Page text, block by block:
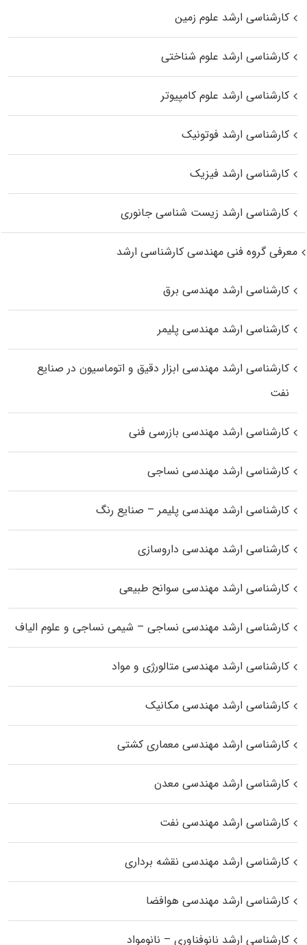
کارشناسی ارشد علوم زمین
کارشناسی ارشد علوم شناختی
کارشناسی ارشد علوم کامپیوتر
کارشناسی ارشد فوتونیک
کارشناسی ارشد فیزیک
کارشناسی ارشد زیست‌ شناسی جانوری
معرفی گروه فنی مهندسی کارشناسی ارشد
کارشناسی ارشد مهندسی برق
کارشناسی ارشد مهندسی پلیمر
کارشناسی ارشد مهندسی ابزار دقیق و اتوماسیون در صنایع
نفت
کارشناسی ارشد مهندسی بازرسی فنی
کارشناسی ارشد مهندسی نساجی
کارشناسی ارشد مهندسی پلیمر – صنایع رنگ
کارشناسی ارشد مهندسی داروسازی
کارشناسی ارشد مهندسی سوانح طبیعی
کارشناسی ارشد مهندسی نساجی – شیمی نساجی و علوم الیاف
کارشناسی ارشد مهندسی متالورژی و مواد
کارشناسی ارشد مهندسی مکانیک
کارشناسی ارشد مهندسی معماری کشتی
کارشناسی ارشد مهندسی معدن
کارشناسی ارشد مهندسی نفت
کارشناسی ارشد مهندسی نقشه برداری
کارشناسی ارشد مهندسی هوافضا
کارشناسی ارشد نانوفناوری – نانومواد